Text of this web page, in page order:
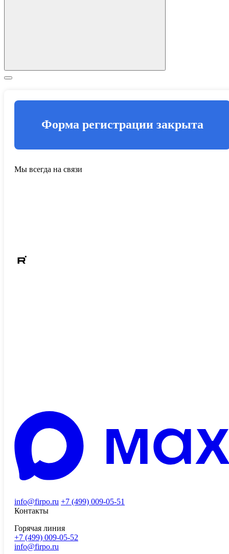
Форма регистрации закрыта
Мы всегда на связи
info@firpo.ru +7 (499) 009-05-51
Контакты
Горячая линия
+7 (499) 009-05-52
info@firpo.ru